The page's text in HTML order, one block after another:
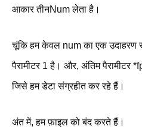
आकार तीनNum लेता है।
चूंकि हम केवल num का एक उदाहरण
पैरामीटर 1 है। और, अंतिम पैरामीटर
जिसे हम डेटा संग्रहीत कर रहे हैं।
अंत में, हम फ़ाइल को बंद करते हैं।